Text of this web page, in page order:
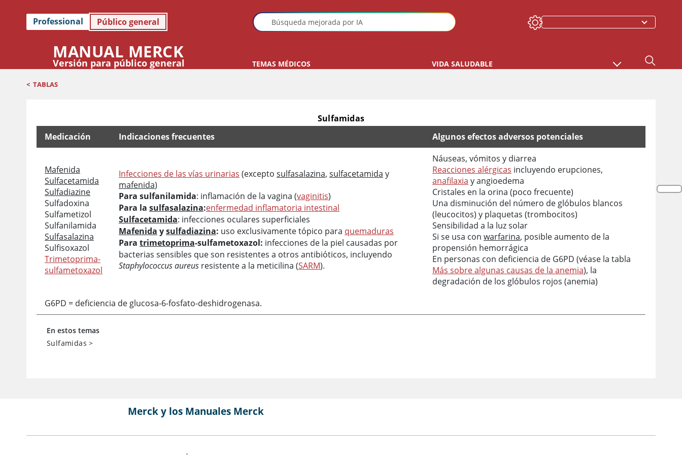
Professional Público general
MANUAL MERCK
Versión para público general TEMAS MÉDICOS VIDA SALUDABLE
< TABLAS
Sulfamidas
Medicación Indicaciones frecuentes Algunos efectos adversos potenciales
Mafenida
Sulfacetamida
Sulfadiazine
Sulfadoxina
Sulfametizol
Sulfanilamida
Sulfasalazina
Sulfisoxazol
Trimetoprima-
sulfametoxazol
Infecciones de las vías urinarias (excepto sulfasalazina, sulfacetamida y
mafenida)
Para sulfanilamida: inflamación de la vagina (vaginitis)
Para la sulfasalazina:enfermedad inflamatoria intestinal
Sulfacetamida: infecciones oculares superficiales
Mafenida ysulfadiazina: uso exclusivamente tópico para quemaduras
Para trimetoprima-sulfametoxazol: infecciones de la piel causadas por
bacterias sensibles que son resistentes a otros antibióticos, incluyendo
Staphylococcus aureus resistente a la meticilina (SARM).
Náuseas, vómitos y diarrea
Reacciones alérgicas incluyendo erupciones,
anafilaxia y angioedema
Cristales en la orina (poco frecuente)
Una disminución del número de glóbulos blancos
(leucocitos) y plaquetas (trombocitos)
Sensibilidad a la luz solar
Si se usa con warfarina, posible aumento de la
propensión hemorrágica
En personas con deficiencia de G6PD (véase la tabla
Más sobre algunas causas de la anemia), la
degradación de los glóbulos rojos (anemia)
G6PD = deficiencia de glucosa-6-fosfato-deshidrogenasa.
En estos temas
Sulfamidas >
Merck y los Manuales Merck